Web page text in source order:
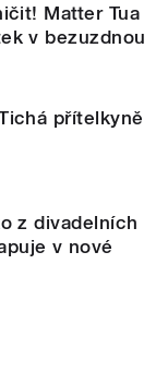
Matter Tua
v bezuzdnou
přítelkyně
z divadelních
v nové